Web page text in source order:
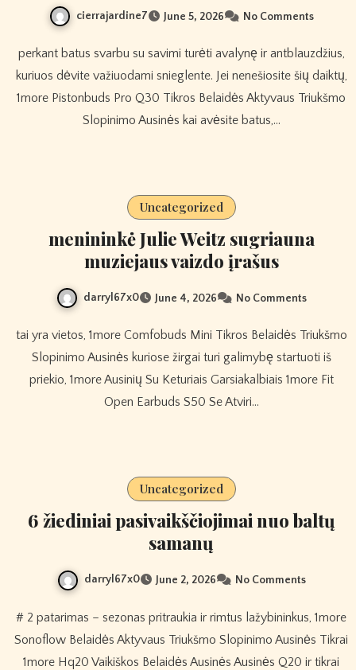
cierrajardine7 June 5, 2026 No Comments
perkant batus svarbu su savimi turėti avalynę ir antblauzdžius,
kuriuos dėvite važiuodami snieglente. Jei nenešiosite šių daiktų,
1more Pistonbuds Pro Q30 Tikros Belaidės Aktyvaus Triukšmo
Slopinimo Ausinės kai avėsite batus,…
Uncategorized
menininkė Julie Weitz sugriauna
muziejaus vaizdo įrašus
darryl67x0 June 4, 2026 No Comments
tai yra vietos, 1more Comfobuds Mini Tikros Belaidės Triukšmo
Slopinimo Ausinės kuriose žirgai turi galimybę startuoti iš
priekio, 1more Ausinių Su Keturiais Garsiakalbiais 1more Fit
Open Earbuds S50 Se Atviri…
Uncategorized
6 žiediniai pasivaikščiojimai nuo baltų
samanų
darryl67x0 June 2, 2026 No Comments
# 2 patarimas – sezonas pritraukia ir rimtus lažybininkus, 1more
Sonoflow Belaidės Aktyvaus Triukšmo Slopinimo Ausinės Tikrai
1more Hq20 Vaikiškos Belaidės Ausinės Ausinės Q20 ir tikrai